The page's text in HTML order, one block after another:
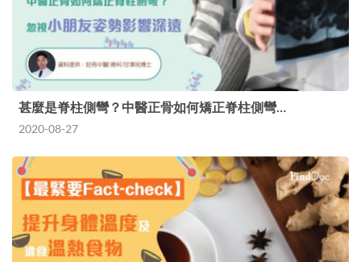
甚麼是脊柱側彎？中醫正骨如何矯正脊柱側彎…
2020-08-27